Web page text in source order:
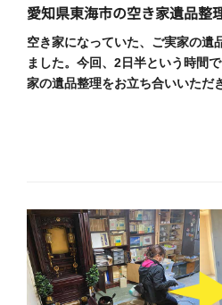
愛知県東海市の空き家遺品整
空き家になっていた、ご実家の遺
ました。今回、2日半という時間
家の遺品整理をお立ち合いいただ